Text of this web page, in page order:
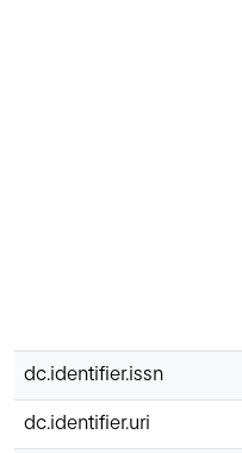
dc.identifier.issn
dc.identifier.uri